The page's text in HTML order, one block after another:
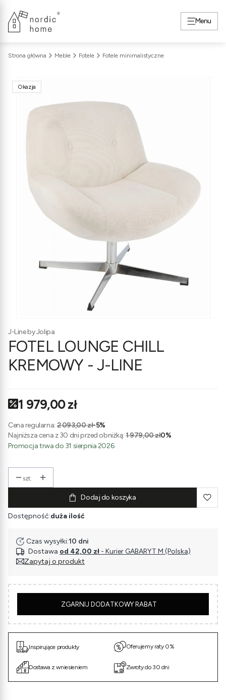
Menu
Strona główna Meble Fotele Fotele minimalistyczne
Okazja
J-Line by Jolipa
FOTEL LOUNGE CHILL
KREMOWY - J-LINE
1 979,00 zł
Cena regularna: 2 093,00 zł-5%
Najniższa cena z 30 dni przed obniżką: 1 979,00 zł0%
Promocja trwa do 31 sierpnia 2026
szt.
Dodaj do koszyka
Dostępność:duża ilość
Czas wysyłki:10 dni
Dostawa od 42,00 zł - Kurier GABARYT M (Polska)
Zapytaj o produkt
ZGARNIJ DODATKOWY RABAT
Inspirujące produkty
Dostawa z wniesieniem
Oferujemy raty 0%
Zwroty do 30 dni